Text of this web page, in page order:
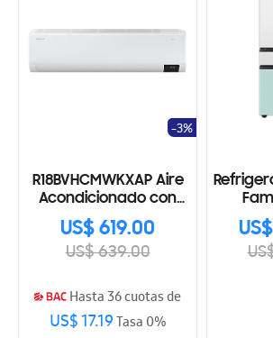
R18BVHCMWKXAP Aire
Acondicionado con
WindFree 18 BTU
US$ 619.00
US$ 639.00
-3%
Hasta 36 cuotas de
US$ 17.19Tasa 0%